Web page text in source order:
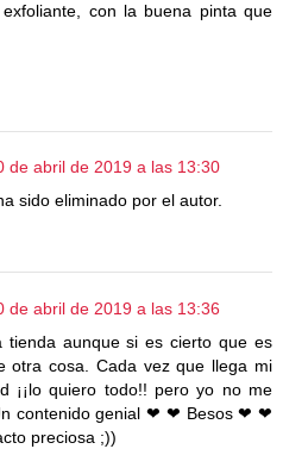
con la buena pinta que
de abril de 2019 a las 13:30
sido eliminado por el autor.
de abril de 2019 a las 13:36
tienda aunque si es cierto que es
otra cosa. Cada vez que llega mi
¡¡lo quiero todo!! pero yo no me
contenido genial ❤ ❤ Besos ❤ ❤
preciosa ;))